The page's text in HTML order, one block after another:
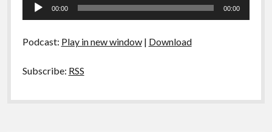
–
00:00 00:00
Podcast: Play in new window| Download
Subscribe: RSS